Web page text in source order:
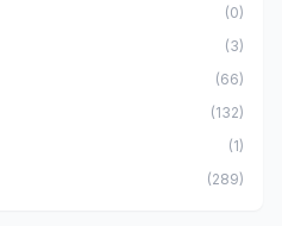
(0)
(3)
(66)
(132)
(1)
(289)